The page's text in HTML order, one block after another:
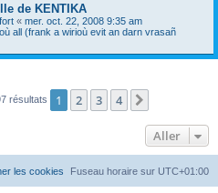
de KENTIKA
« mer. oct. 22, 2008 9:35 am
all (frank a wirioù evit an darn vrasañ
résultats 1 2 3 4
Aller
Fuseau horaire sur UTC+01:00
les cookies